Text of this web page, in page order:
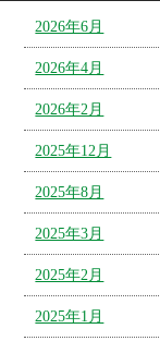
2026年6月
2026年4月
2026年2月
2025年12月
2025年8月
2025年3月
2025年2月
2025年1月